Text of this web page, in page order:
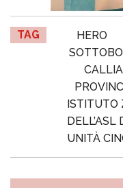
TAG HERO
ISTITUTO
DELL’ASL
UNITÀ